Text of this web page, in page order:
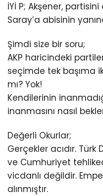
İYİ P; Akşener,
Saray’a abisinin
Şimdi size bir soru;
AKP haricindeki
seçimde tek başıma
mı? Yok!
Kendilerinin
inanmasını nasıl
Değerli Okurlar;
Gerçekler acıdır. Türk
ve Cumhuriyet
vicdanlı değildir.
alınmıştır.